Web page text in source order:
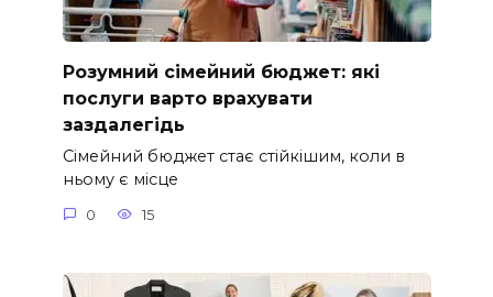
Розумний сімейний бюджет: які
послуги варто врахувати
заздалегідь
Сімейний бюджет стає стійкішим, коли в
ньому є місце
0 15